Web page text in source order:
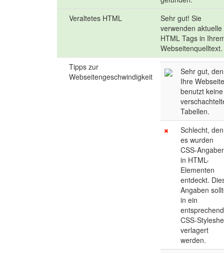
Veraltetes HTML
Sehr gut! Sie
verwenden aktuelle
HTML Tags in
Webseitenquelltext.
Tipps zur
Webseitengeschwindigkeit
Sehr gut,
Ihre
benutzt keine
Tabellen.
Schlecht,
es wurden
CSS-
in HTML-
Elementen
entdeckt.
Angaben
in ein
CSS-
verlagert
werden.